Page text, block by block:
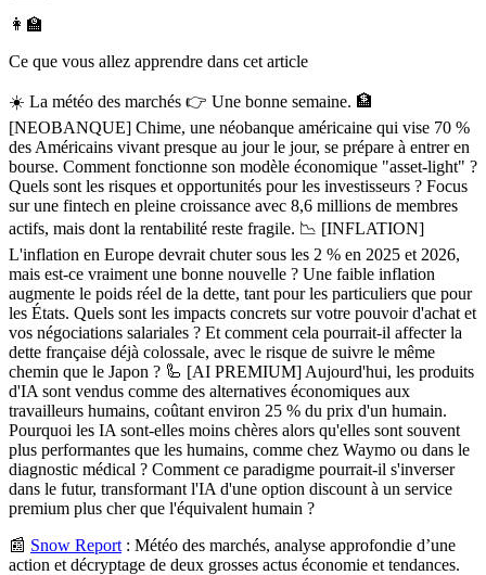
👩‍🏫
Ce que vous allez apprendre dans cet article
☀️ La météo des marchés 👉 Une bonne semaine. 🏦
[NEOBANQUE] Chime, une néobanque américaine qui vise 70 %
des Américains vivant presque au jour le jour, se prépare à entrer en
bourse. Comment fonctionne son modèle économique "asset-light" ?
Quels sont les risques et opportunités pour les investisseurs ? Focus
sur une fintech en pleine croissance avec 8,6 millions de membres
actifs, mais dont la rentabilité reste fragile. 📉 [INFLATION]
L'inflation en Europe devrait chuter sous les 2 % en 2025 et 2026,
mais est-ce vraiment une bonne nouvelle ? Une faible inflation
augmente le poids réel de la dette, tant pour les particuliers que pour
les États. Quels sont les impacts concrets sur votre pouvoir d'achat et
vos négociations salariales ? Et comment cela pourrait-il affecter la
dette française déjà colossale, avec le risque de suivre le même
chemin que le Japon ? 🦾 [AI PREMIUM] Aujourd'hui, les produits
d'IA sont vendus comme des alternatives économiques aux
travailleurs humains, coûtant environ 25 % du prix d'un humain.
Pourquoi les IA sont-elles moins chères alors qu'elles sont souvent
plus performantes que les humains, comme chez Waymo ou dans le
diagnostic médical ? Comment ce paradigme pourrait-il s'inverser
dans le futur, transformant l'IA d'une option discount à un service
premium plus cher que l'équivalent humain ?
📰 Snow Report : Météo des marchés, analyse approfondie d’une
action et décryptage de deux grosses actus économie et tendances.